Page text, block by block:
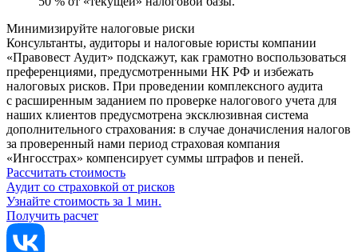
Минимизируйте налоговые риски
Консультанты, аудиторы и налоговые юристы компании
«Правовест Аудит» подскажут, как грамотно воспользоваться
преференциями, предусмотренными НК РФ и избежать
налоговых рисков. При проведении комплексного аудита
с расширенным заданием по проверке налогового учета для
наших клиентов предусмотрена эксклюзивная система
дополнительного страхования: в случае доначисления налогов
за проверенный нами период страховая компания
«Ингосстрах» компенсирует суммы штрафов и пеней.
Рассчитать стоимость
Аудит со страховкой от рисков
Узнайте стоимость за 1 мин.
Получить расчет